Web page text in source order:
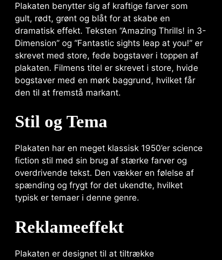
Plakaten benytter sig af kraftige farver som
gult, rødt, grønt og blåt for at skabe en
dramatisk effekt. Teksten “Amazing Thrills! in 3-
Dimension” og “Fantastic sights leap at you!” er
skrevet med store, fede bogstaver i toppen af
plakaten. Filmens titel er skrevet i store, hvide
bogstaver med en mørk baggrund, hvilket får
den til at fremstå markant.
Stil og Tema
Plakaten har en meget klassisk 1950’er science
fiction stil med sin brug af stærke farver og
overdrivende tekst. Den vækker en følelse af
spænding og frygt for det ukendte, hvilket
typisk er temaer i denne genre.
Reklameeffekt
Plakaten er designet til at tiltrække